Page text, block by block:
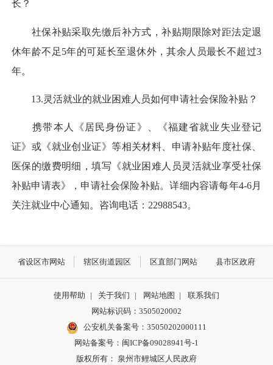
长？
社保补贴采取先缴后补方式，补贴期限除对距法定退
休年龄不足5年的可延长至退休外，其余人员最长不超过3
年。
13.灵活就业的就业困难人员如何申请社会保险补贴？
携带本人《居民身份证》、《福建省就业失业登记
证》或《就业创业证》等相关材料、申请补贴年度社保、
医保的缴费明细，填写《就业困难人员灵活就业享受社保
补贴申请表》，申请社会保险补贴。详细内容请每年4-6月
关注就业中心通知。咨询电话：22988543。
省设区市网站 辖区街道园区 区直部门网站 县市区政府
使用帮助 | 关于我们 | 网站地图 |
联系我们
网站标识码：3505020002
公安机关备案号：35050202000111
网站备案号：闽ICP备09028941号-1
版权所有： 泉州市鲤城区人民政府